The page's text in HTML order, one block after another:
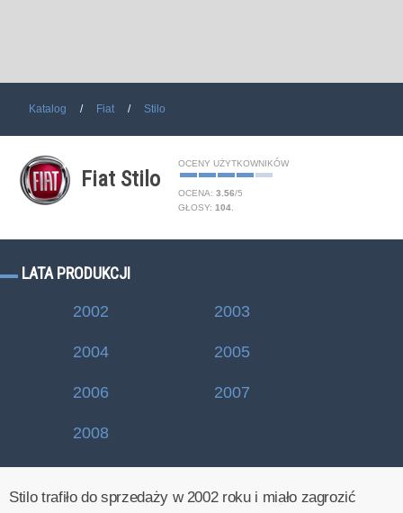
Katalog Fiat Stilo
Fiat Stilo
OCENY UŻYTKOWNIKÓW
OCENA: 3.56/5
GŁOSY: 104
LATA PRODUKCJI
2002 2003
2004 2005
2006 2007
2008
Stilo trafiło do sprzedaży w 2002 roku i miało zagrozić